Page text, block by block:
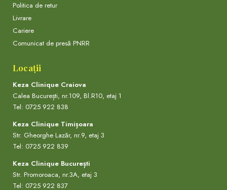
Politica de retur
Livrare
Cariere
Comunicat de presă PNRR
Locații
Keza Clinique Craiova
Calea București, nr.109, Bl.R10, etaj 1
Tel: 0725 922 838
Keza Clinique Timișoara
Str. Gheorghe Lazăr, nr.9, etaj 3
Tel: 0725 922 839
Keza Clinique București
Str. Promoroaca, nr.3A, etaj 3
Tel: 0725 922 837